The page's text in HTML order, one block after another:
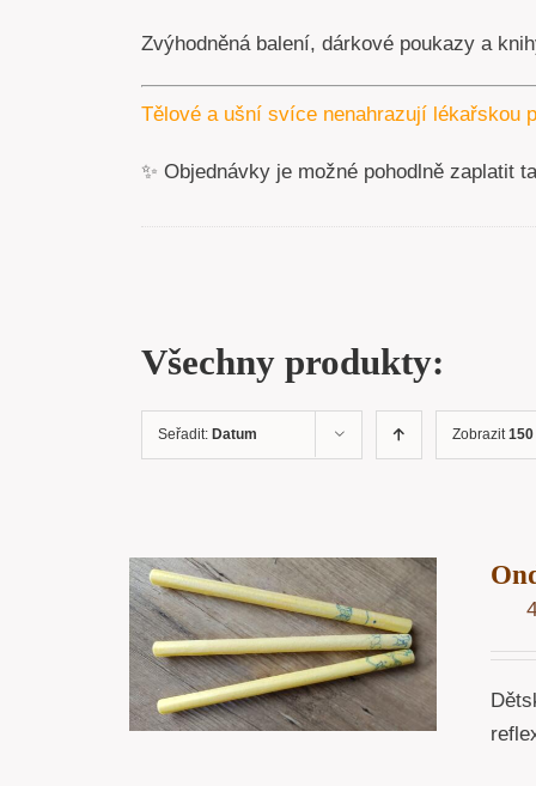
Zvýhodněná balení, dárkové poukazy a
Tělové a ušní svíce nenahrazují lékařskou
✨ Objednávky je možné pohodlně zaplatit
Všechny produkty:
Seřadit: Datum Zobrazit